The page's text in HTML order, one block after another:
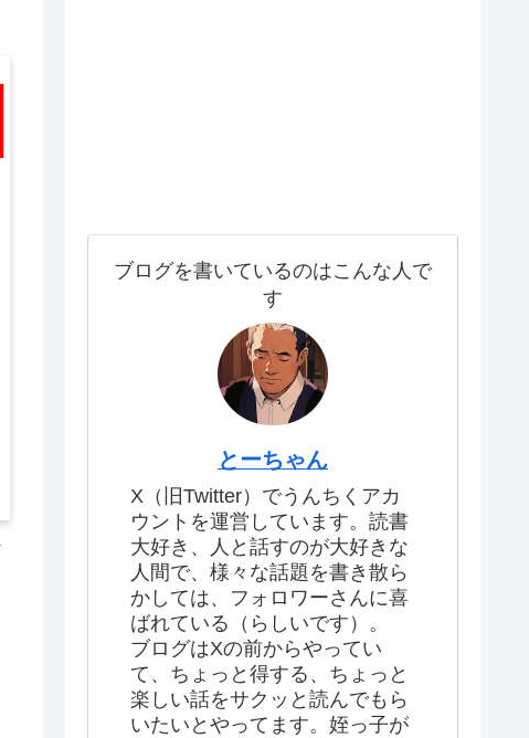
ブログを書いているのはこんな人で
す
とーちゃん
X（旧Twitter）でうんちくアカ
ウントを運営しています。読書
大好き、人と話すのが大好きな
人間で、様々な話題を書き散ら
かしては、フォロワーさんに喜
ばれている（らしいです）。
ブログはXの前からやってい
て、ちょっと得する、ちょっと
楽しい話をサクッと読んでもら
いたいとやってます。姪っ子が